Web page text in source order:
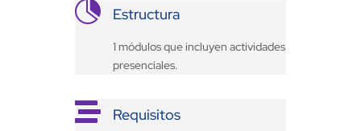
 Estructura
1 módulos que incluyen actividades
presenciales.
 Requisitos